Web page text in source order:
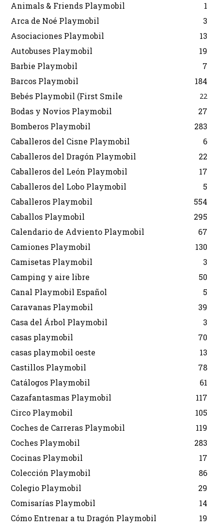
Animals & Friends Playmobil
1
Arca de Noé Playmobil
3
Asociaciones Playmobil
13
Autobuses Playmobil
19
Barbie Playmobil
7
Barcos Playmobil
184
Bebés Playmobil (First Smile
22
Bodas y Novios Playmobil
27
Bomberos Playmobil
283
Caballeros del Cisne Playmobil
6
Caballeros del Dragón Playmobil
22
Caballeros del León Playmobil
17
Caballeros del Lobo Playmobil
5
Caballeros Playmobil
554
Caballos Playmobil
295
Calendario de Adviento Playmobil
67
Camiones Playmobil
130
Camisetas Playmobil
3
Camping y aire libre
50
Canal Playmobil Español
5
Caravanas Playmobil
39
Casa del Árbol Playmobil
3
casas playmobil
70
casas playmobil oeste
13
Castillos Playmobil
78
Catálogos Playmobil
61
Cazafantasmas Playmobil
117
Circo Playmobil
105
Coches de Carreras Playmobil
119
Coches Playmobil
283
Cocinas Playmobil
17
Colección Playmobil
86
Colegio Playmobil
29
Comisarías Playmobil
14
Cómo Entrenar a tu Dragón Playmobil
19